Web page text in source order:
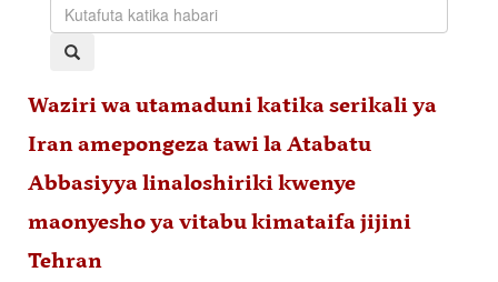
Waziri wa utamaduni katika serikali ya
Iran amepongeza tawi la Atabatu
Abbasiyya linaloshiriki kwenye
maonyesho ya vitabu kimataifa jijini
Tehran